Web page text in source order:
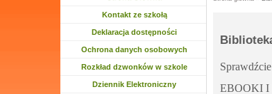
Kontakt ze szkołą
Deklaracja dostępności
Ochrona danych osobowych
Rozkład dzwonków w szkole
Dziennik Elektroniczny